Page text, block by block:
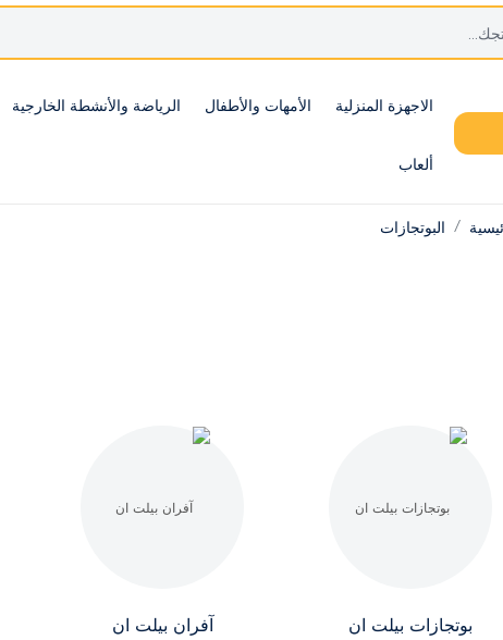
الاجهزة المنزلية الأمهات والأطفال الرياضة والأنشطة الخارجية
ألعاب
البوتجازات
بوتجازات بيلت ان آفران بيلت ان